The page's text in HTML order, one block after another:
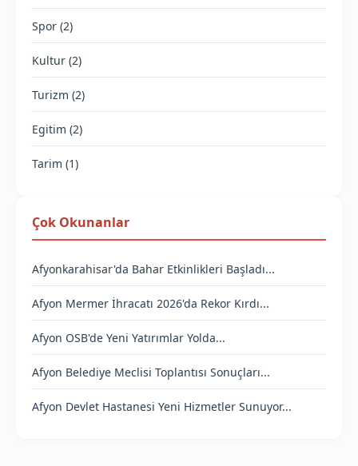
Spor (2)
Kultur (2)
Turizm (2)
Egitim (2)
Tarim (1)
Çok Okunanlar
Afyonkarahisar'da Bahar Etkinlikleri Başladı...
Afyon Mermer İhracatı 2026'da Rekor Kırdı...
Afyon OSB'de Yeni Yatırımlar Yolda...
Afyon Belediye Meclisi Toplantısı Sonuçları...
Afyon Devlet Hastanesi Yeni Hizmetler Sunuyor...